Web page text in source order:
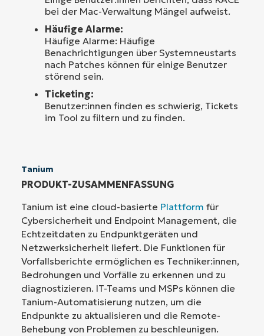
bei der Mac-Verwaltung Mängel aufweist.
Häufige Alarme:
Häufige Alarme: Häufige
Benachrichtigungen über Systemneustarts
nach Patches können für einige Benutzer
störend sein.
Ticketing:
Benutzer:innen finden es schwierig, Tickets
im Tool zu filtern und zu finden.
Tanium
PRODUKT-ZUSAMMENFASSUNG
Tanium ist eine cloud-basierte Plattform für
Cybersicherheit und Endpoint Management, die
Echtzeitdaten zu Endpunktgeräten und
Netzwerksicherheit liefert. Die Funktionen für
Vorfallsberichte ermöglichen es Techniker:innen,
Bedrohungen und Vorfälle zu erkennen und zu
diagnostizieren. IT-Teams und MSPs können die
Tanium-Automatisierung nutzen, um die
Endpunkte zu aktualisieren und die Remote-
Behebung von Problemen zu beschleunigen.